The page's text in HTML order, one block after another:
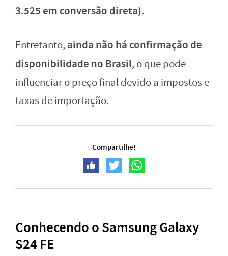
3.525 em conversão direta).
Entretanto, ainda não há confirmação de
disponibilidade no Brasil, o que pode
influenciar o preço final devido a impostos e
taxas de importação.
Compartilhe!
Conhecendo o Samsung Galaxy
S24 FE